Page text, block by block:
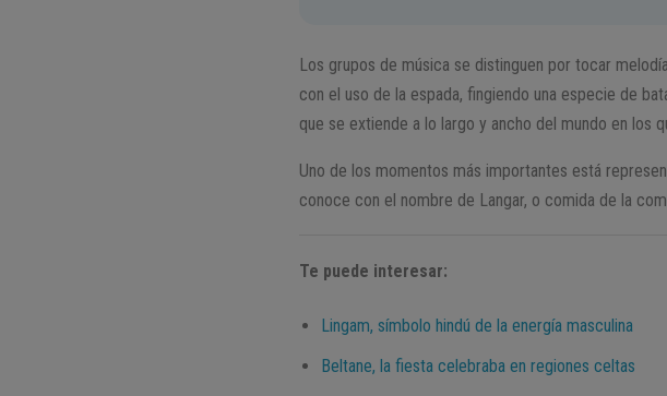
Los grupos de música se distinguen por tocar
con el uso de la espada, fingiendo una especie de
que se extiende a lo largo y ancho del mundo en los
Uno de los momentos más importantes está
conoce con el nombre de Langar, o comida de la
Te puede interesar:
Lingam, símbolo hindú de la energía masculina
Beltane, la fiesta celebraba en regiones celtas